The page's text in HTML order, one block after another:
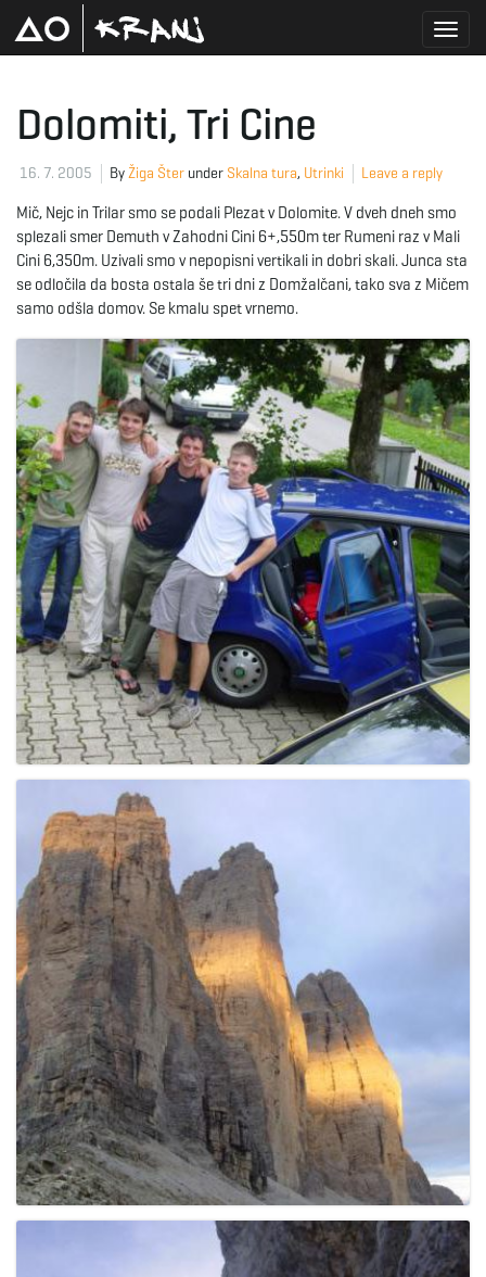
g
l
e
n
a
t
i
Dolomiti, Tri Cine
16. 7. 2005 ByŽiga Šter under Skalna tura, Utrinki Leave a reply
Mič, Nejc in Trilar smo se podali Plezat v Dolomite. V dveh dneh smo
splezali smer Demuth v Zahodni Cini 6+,550m ter Rumeni raz v Mali
Cini 6,350m. Uzivali smo v nepopisni vertikali in dobri skali. Junca sta
se odločila da bosta ostala še tri dni z Domžalčani, tako sva z Mičem
samo odšla domov. Se kmalu spet vrnemo.